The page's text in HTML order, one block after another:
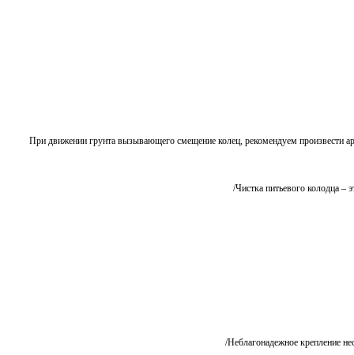
При движении грунта вызывающего смещение колец, рекомендуем произвести
Чистка питьевого колодца –
Неблагонадежное крепление